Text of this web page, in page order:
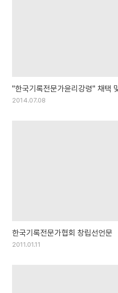
"한국기록전문가윤리강령" 채택
2014.07.08
한국기록전문가협회 창립선언문
2011.01.11